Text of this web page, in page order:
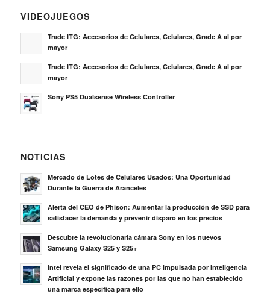
VIDEOJUEGOS
Trade ITG: Accesorios de Celulares, Celulares, Grade A al por
mayor
Trade ITG: Accesorios de Celulares, Celulares, Grade A al por
mayor
Sony PS5 Dualsense Wireless Controller
NOTICIAS
Mercado de Lotes de Celulares Usados: Una Oportunidad
Durante la Guerra de Aranceles
Alerta del CEO de Phison: Aumentar la producción de SSD para
satisfacer la demanda y prevenir disparo en los precios
Descubre la revolucionaria cámara Sony en los nuevos
Samsung Galaxy S25 y S25+
Intel revela el significado de una PC impulsada por Inteligencia
Artificial y expone las razones por las que no han establecido
una marca específica para ello